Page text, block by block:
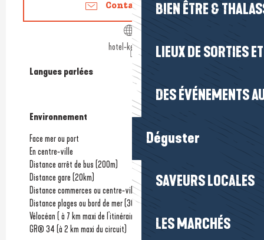
BIEN ÊTRE &
LIEUX DE SORTIES
DES ÉVÉNEMENTS
Déguster
SAVEURS LOCALES
LES MARCHÉS
Contactez-nous
hotel-kerlehn.fr
Langues parlées
Langues parlées
Environnement
Environnement
Face mer ou port
En centre-ville
Distance arrêt de bus (200m)
Distance gare (20km)
Distance commerces ou centre-ville(50m)
Distance plages ou bord de mer (30m)
Vélocéan ( à 7 km maxi de l'itinéraire)
GR® 34 (à 2 km maxi du circuit)